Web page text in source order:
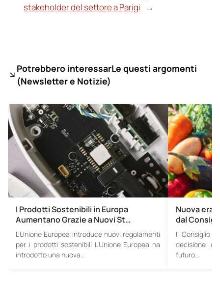
stakeholder del settore a Parigi
→
Potrebbero interessarLe questi argomenti
(Newsletter e Notizie)
I Prodotti Sostenibili in Europa
Aumentano Grazie a Nuovi St…
L’Unione Europea introduce nuovi regolamenti
per i prodotti sostenibili L’Unione Europea ha
introdotto una nuova…
Nuova era
dal
Il Consiglio
decisione
futuro…